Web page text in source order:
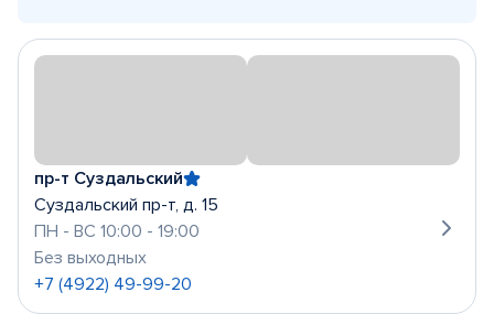
пр-т Суздальский
Суздальский пр-т, д. 15
ПН - ВС 10:00 - 19:00
Без выходных
+7 (4922) 49-99-20